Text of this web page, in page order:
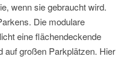
wenn sie gebraucht wird.
Die modulare
eine flächendeckende
auf großen Parkplätzen. Hier